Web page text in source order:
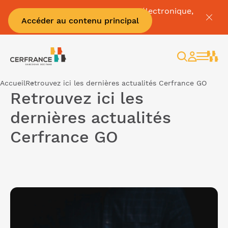
Accéder au contenu principal
Pour tout savoir sur la facture électronique,
c'est parici
Rechercher
Espace
AccueilRetrouvez ici les dernières actualités Cerfrance GO
Retrouvez ici les
dernières actualités
Cerfrance GO